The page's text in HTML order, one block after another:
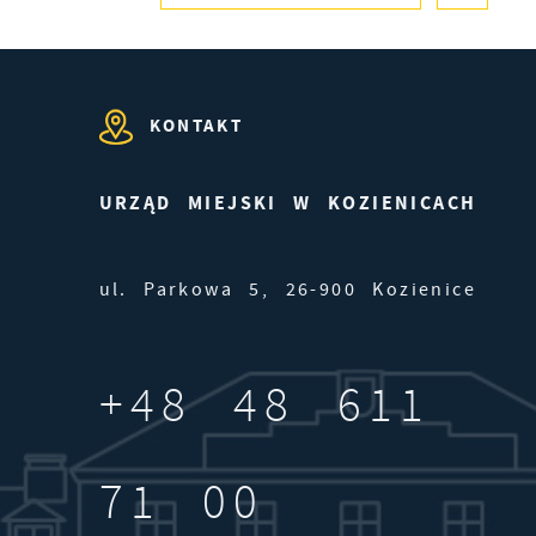
KONTAKT
URZĄD MIEJSKI W KOZIENICACH
ul. Parkowa 5, 26-900 Kozienice
+48 48 611
71 00